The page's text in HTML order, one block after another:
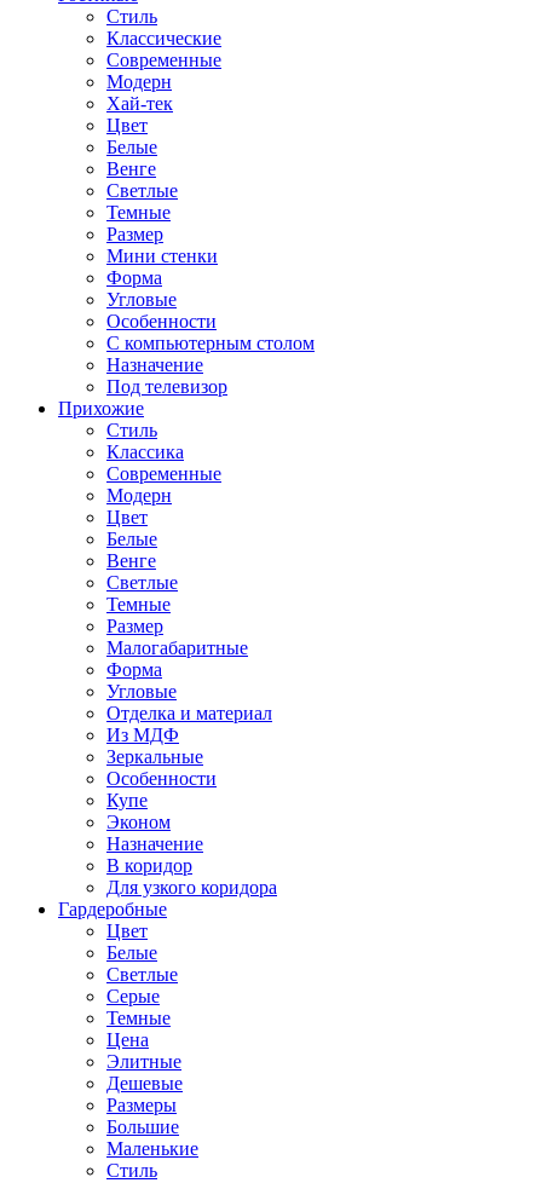
Стиль
Классические
Современные
Модерн
Хай-тек
Цвет
Белые
Венге
Светлые
Темные
Размер
Мини стенки
Форма
Угловые
Особенности
С компьютерным столом
Назначение
Под телевизор
Прихожие
Стиль
Классика
Современные
Модерн
Цвет
Белые
Венге
Светлые
Темные
Размер
Малогабаритные
Форма
Угловые
Отделка и материал
Из МДФ
Зеркальные
Особенности
Купе
Эконом
Назначение
В коридор
Для узкого коридора
Гардеробные
Цвет
Белые
Светлые
Серые
Темные
Цена
Элитные
Дешевые
Размеры
Большие
Маленькие
Стиль